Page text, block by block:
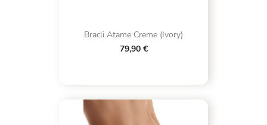
Bracli Atame Creme (Ivory)
79,90 €